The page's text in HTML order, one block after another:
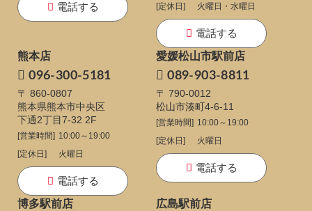
電話する
[定休日]
火曜日・水曜日
電話する
熊本店
096-300-5181
〒 860-0807
熊本県熊本市中央区
下通2丁目7-32 2F
[営業時間] 10:00～19:00
[定休日]
火曜日
電話する
愛媛松山市駅前店
089-903-8811
〒 790-0012
松山市湊町4-6-11
[営業時間] 10:00～19:00
[定休日]
火曜日
電話する
博多駅前店 広島駅前店